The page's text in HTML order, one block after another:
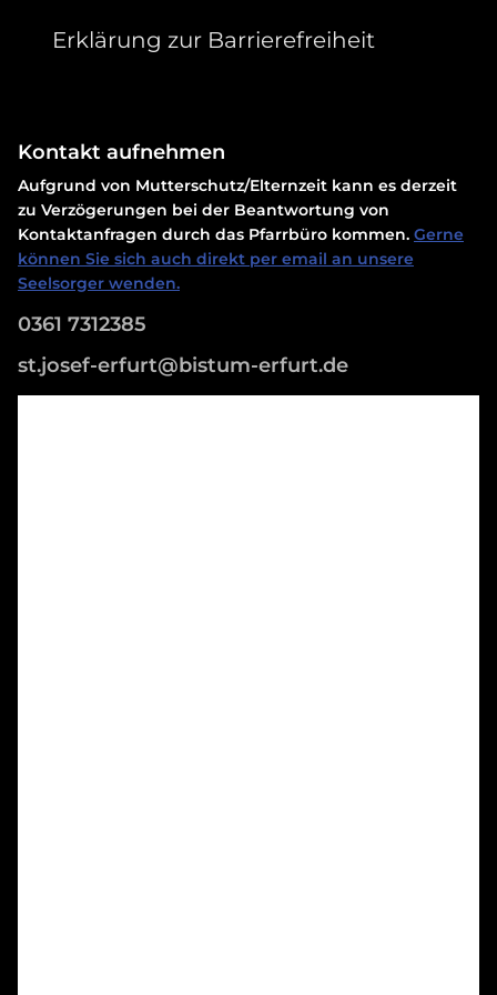
Erklärung zur Barrierefreiheit
Kontakt aufnehmen
Aufgrund von Mutterschutz/Elternzeit kann es derzeit
zu Verzögerungen bei der Beantwortung von
Kontaktanfragen durch das Pfarrbüro kommen. Gerne
können Sie sich auch direkt per email an unsere
Seelsorger wenden.
0361 7312385
st.josef-erfurt@bistum-erfurt.de